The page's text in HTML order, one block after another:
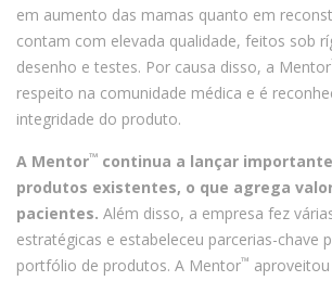
em aumento das mamas quanto em
contam com elevada qualidade, feitos sob
desenho e testes. Por causa disso, a Mentor
respeito na comunidade médica e é
integridade do produto.
A Mentor™ continua a lançar
produtos existentes, o que agrega
pacientes. Além disso, a empresa fez
estratégicas e estabeleceu parcerias-chave
portfólio de produtos. A Mentor™